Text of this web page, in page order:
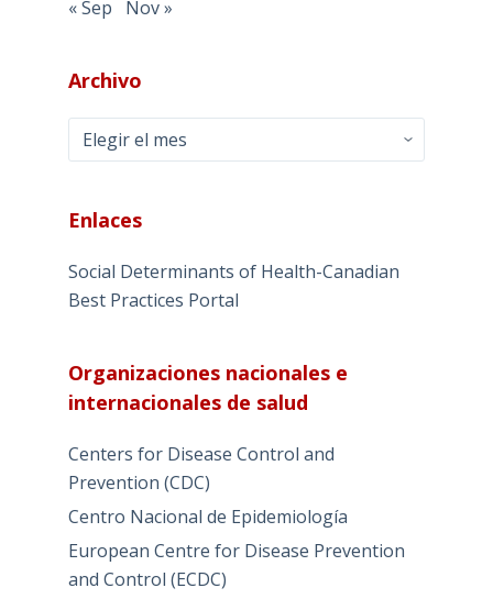
« Sep Nov »
Archivo
Archivo
Enlaces
Social Determinants of Health-Canadian
Best Practices Portal
Organizaciones nacionales e
internacionales de salud
Centers for Disease Control and
Prevention (CDC)
Centro Nacional de Epidemiología
European Centre for Disease Prevention
and Control (ECDC)